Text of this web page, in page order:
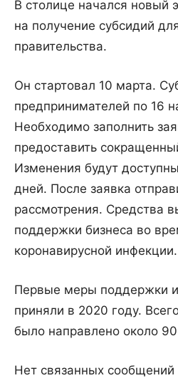
В столице начался новый
на получение субсидий
правительства.
Он стартовал 10 марта.
предпринимателей по 16
Необходимо заполнить
предоставить
Изменения будут
дней. После заявка
рассмотрения. Средства
поддержки бизнеса во
коронавирусной инфекции.
Первые меры поддержки
приняли в 2020 году.
было направлено около
Нет связанных сообщений